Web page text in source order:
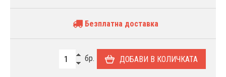
Безплатна доставка
бр. ДОБАВИ В КОЛИЧКАТА